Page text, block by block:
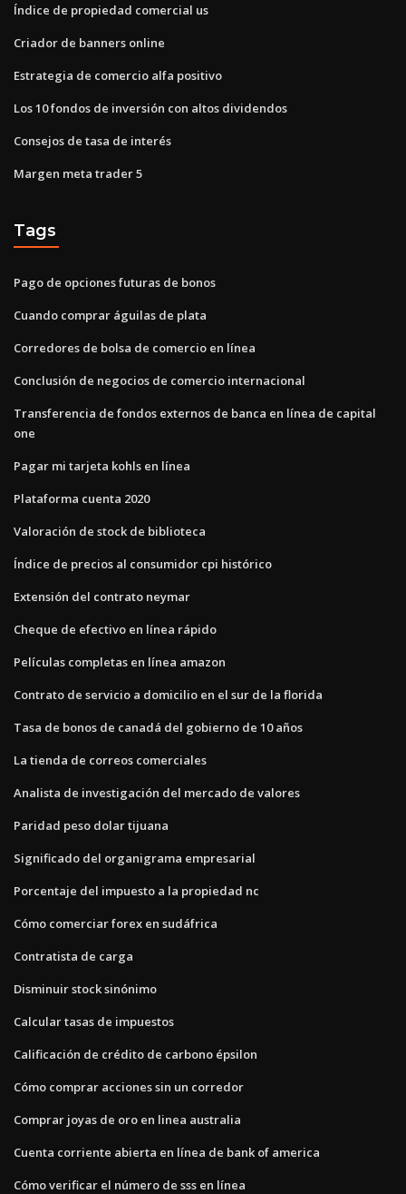
Índice de propiedad comercial us
Criador de banners online
Estrategia de comercio alfa positivo
Los 10 fondos de inversión con altos dividendos
Consejos de tasa de interés
Margen meta trader 5
Tags
Pago de opciones futuras de bonos
Cuando comprar águilas de plata
Corredores de bolsa de comercio en línea
Conclusión de negocios de comercio internacional
Transferencia de fondos externos de banca en línea de capital
one
Pagar mi tarjeta kohls en línea
Plataforma cuenta 2020
Valoración de stock de biblioteca
Índice de precios al consumidor cpi histórico
Extensión del contrato neymar
Cheque de efectivo en línea rápido
Películas completas en línea amazon
Contrato de servicio a domicilio en el sur de la florida
Tasa de bonos de canadá del gobierno de 10 años
La tienda de correos comerciales
Analista de investigación del mercado de valores
Paridad peso dolar tijuana
Significado del organigrama empresarial
Porcentaje del impuesto a la propiedad nc
Cómo comerciar forex en sudáfrica
Contratista de carga
Disminuir stock sinónimo
Calcular tasas de impuestos
Calificación de crédito de carbono épsilon
Cómo comprar acciones sin un corredor
Comprar joyas de oro en linea australia
Cuenta corriente abierta en línea de bank of america
Cómo verificar el número de sss en línea